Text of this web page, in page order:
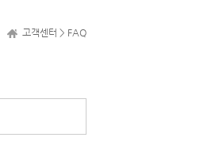
고객센터 > FAQ